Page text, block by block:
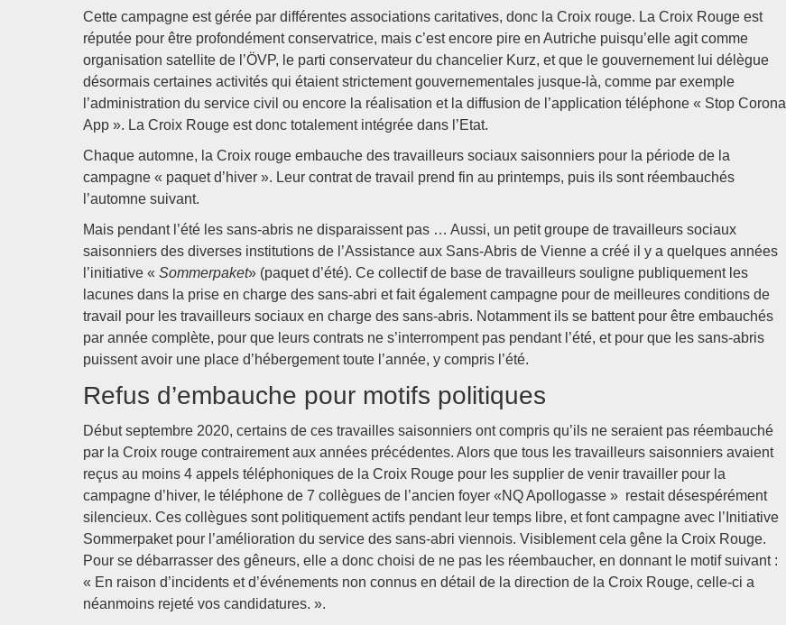
Cette campagne est gérée par différentes associations caritatives, donc la Croix rouge. La Croix Rouge est
réputée pour être profondément conservatrice, mais c’est encore pire en Autriche puisqu’elle agit comme
organisation satellite de l’ÖVP, le parti conservateur du chancelier Kurz, et que le gouvernement lui délègue
désormais certaines activités qui étaient strictement gouvernementales jusque-là, comme par exemple
l’administration du service civil ou encore la réalisation et la diffusion de l’application téléphone « Stop Corona
App ». La Croix Rouge est donc totalement intégrée dans l’Etat.
Chaque automne, la Croix rouge embauche des travailleurs sociaux saisonniers pour la période de la
campagne « paquet d’hiver ». Leur contrat de travail prend fin au printemps, puis ils sont réembauchés
l’automne suivant.
Mais pendant l’été les sans-abris ne disparaissent pas … Aussi, un petit groupe de travailleurs sociaux
saisonniers des diverses institutions de l’Assistance aux Sans-Abris de Vienne a créé il y a quelques années
l’initiative « Sommerpaket» (paquet d’été). Ce collectif de base de travailleurs souligne publiquement les
lacunes dans la prise en charge des sans-abri et fait également campagne pour de meilleures conditions de
travail pour les travailleurs sociaux en charge des sans-abris. Notamment ils se battent pour être embauchés
par année complète, pour que leurs contrats ne s’interrompent pas pendant l’été, et pour que les sans-abris
puissent avoir une place d’hébergement toute l’année, y compris l’été.
Refus d’embauche pour motifs politiques
Début septembre 2020, certains de ces travailles saisonniers ont compris qu’ils ne seraient pas réembauché
par la Croix rouge contrairement aux années précédentes. Alors que tous les travailleurs saisonniers avaient
reçus au moins 4 appels téléphoniques de la Croix Rouge pour les supplier de venir travailler pour la
campagne d’hiver, le téléphone de 7 collègues de l’ancien foyer «NQ Apollogasse » restait désespérément
silencieux. Ces collègues sont politiquement actifs pendant leur temps libre, et font campagne avec l’Initiative
Sommerpaket pour l’amélioration du service des sans-abri viennois. Visiblement cela gêne la Croix Rouge.
Pour se débarrasser des gêneurs, elle a donc choisi de ne pas les réembaucher, en donnant le motif suivant :
« En raison d’incidents et d’événements non connus en détail de la direction de la Croix Rouge, celle-ci a
néanmoins rejeté vos candidatures. ».